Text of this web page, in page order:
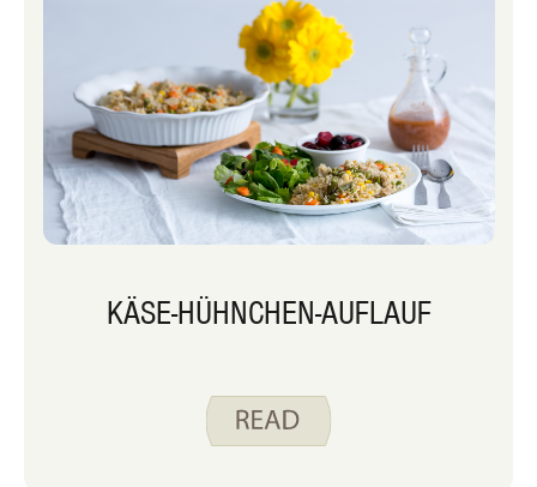
KÄSE-HÜHNCHEN-AUFLAUF